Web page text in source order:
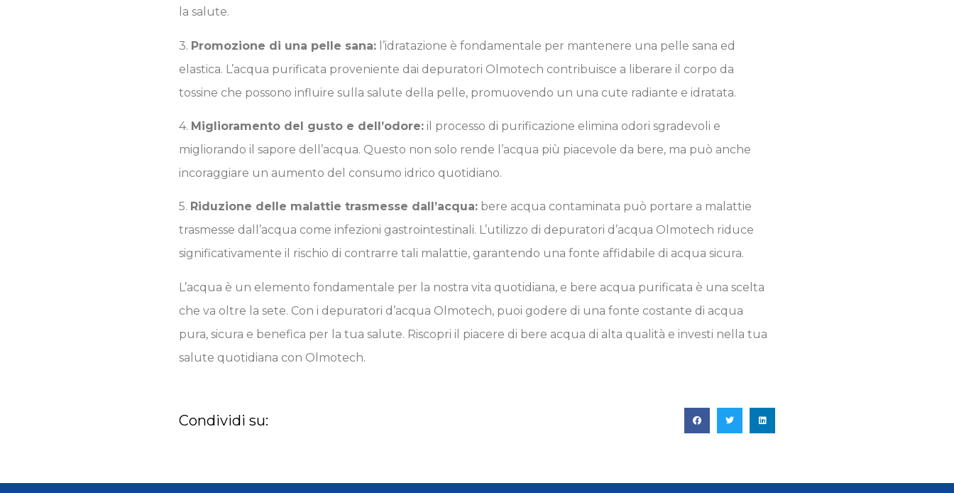
la salute.
3. Promozione di una pelle sana: l’idratazione è fondamentale per mantenere una pelle sana ed
elastica. L’acqua purificata proveniente dai depuratori Olmotech contribuisce a liberare il corpo da
tossine che possono influire sulla salute della pelle, promuovendo un una cute radiante e idratata.
4. Miglioramento del gusto e dell’odore: il processo di purificazione elimina odori sgradevoli e
migliorando il sapore dell’acqua. Questo non solo rende l’acqua più piacevole da bere, ma può anche
incoraggiare un aumento del consumo idrico quotidiano.
5. Riduzione delle malattie trasmesse dall’acqua: bere acqua contaminata può portare a malattie
trasmesse dall’acqua come infezioni gastrointestinali. L’utilizzo di depuratori d’acqua Olmotech riduce
significativamente il rischio di contrarre tali malattie, garantendo una fonte affidabile di acqua sicura.
L’acqua è un elemento fondamentale per la nostra vita quotidiana, e bere acqua purificata è una scelta
che va oltre la sete. Con i depuratori d’acqua Olmotech, puoi godere di una fonte costante di acqua
pura, sicura e benefica per la tua salute. Riscopri il piacere di bere acqua di alta qualità e investi nella tua
salute quotidiana con Olmotech.
Condividi su: